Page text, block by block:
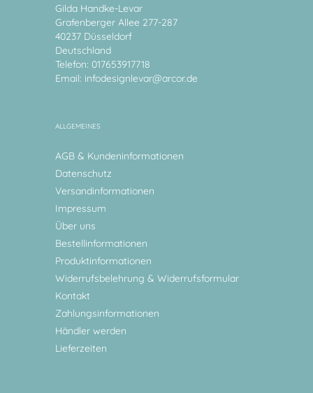
Gilda Handke-Levar
Grafenberger Allee 277-287
40237 Düsseldorf
Deutschland
Telefon: 017653917718
Email: infodesignlevar@arcor.de
ALLGEMEINES
AGB & Kundeninformationen
Datenschutz
Versandinformationen
Impressum
Über uns
Bestellinformationen
Produktinformationen
Widerrufsbelehrung & Widerrufsformular
Kontakt
Zahlungsinformationen
Händler werden
Lieferzeiten